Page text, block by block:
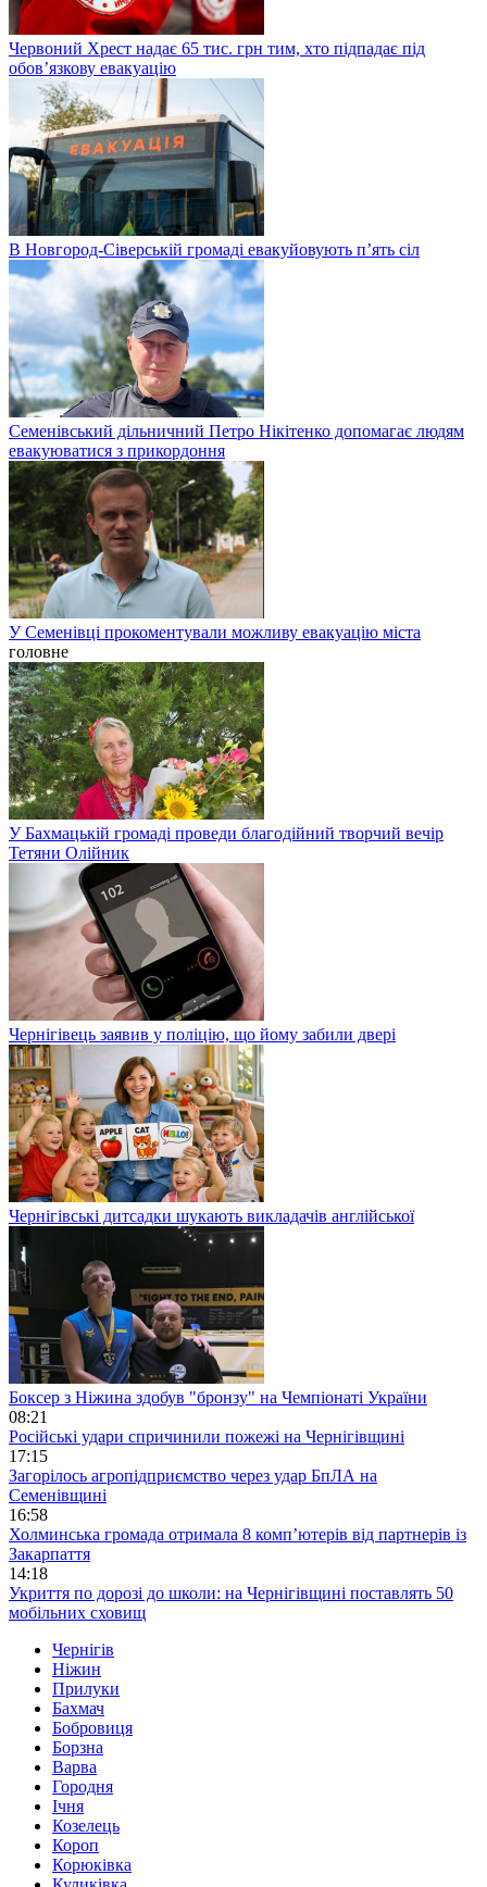
Червоний Хрест надає 65 тис. грн тим, хто підпадає під
обовʼязкову евакуацію
В Новгород-Сіверській громаді евакуйовують п’ять сіл
Семенівський дільничний Петро Нікітенко допомагає людям
евакуюватися з прикордоння
У Семенівці прокоментували можливу евакуацію міста
головне
У Бахмацькій громаді проведи благодійний творчий вечір
Тетяни Олійник
Чернігівець заявив у поліцію, що йому забили двері
Чернігівські дитсадки шукають викладачів англійської
Боксер з Ніжина здобув "бронзу" на Чемпіонаті України
08:21
Російські удари спричинили пожежі на Чернігівщині
17:15
Загорілось агропідприємство через удар БпЛА на
Семенівщині
16:58
Холминська громада отримала 8 комп’ютерів від партнерів із
Закарпаття
14:18
Укриття по дорозі до школи: на Чернігівщині поставлять 50
мобільних сховищ
Чернігів
Ніжин
Прилуки
Бахмач
Бобровиця
Борзна
Варва
Городня
Ічня
Козелець
Короп
Корюківка